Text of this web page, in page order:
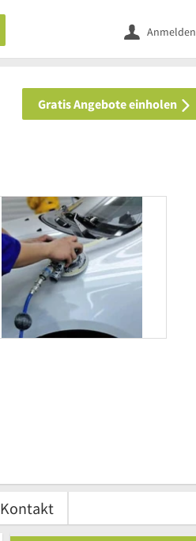
Anmelden
Gratis Angebote einholen
Kontakt